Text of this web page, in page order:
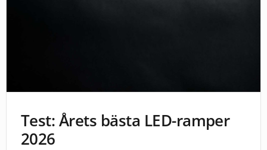
Test: Årets bästa LED-ramper
2026